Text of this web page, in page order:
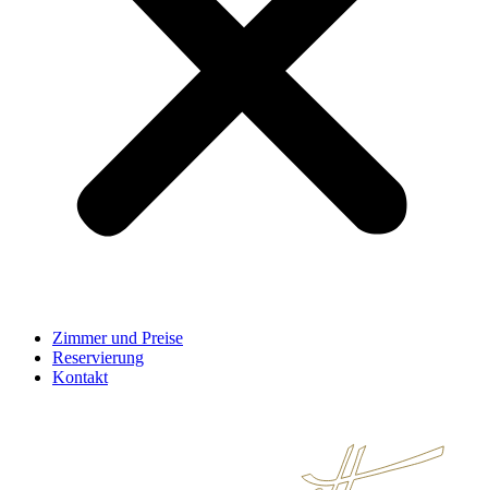
Zimmer und Preise
Reservierung
Kontakt